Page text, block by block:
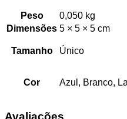
Peso
0,050 kg
Dimensões 5 × 5 × 5 cm
Tamanho Único
Cor Azul, Branco,
Avaliações